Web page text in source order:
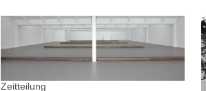
Zeitteilung